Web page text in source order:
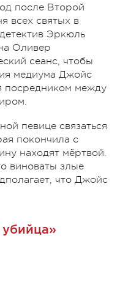
после Второй
всех святых в
Эркюль
Оливер
сеанс, чтобы
медиума Джойс
посредником между
певице связаться
покончила с
находят мёртвой.
виноваты злые
что Джойс